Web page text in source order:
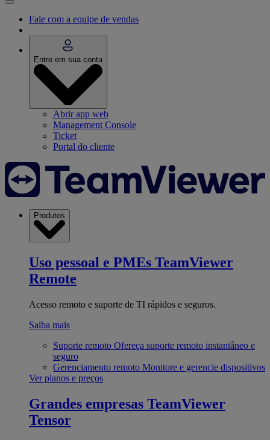
Fale com a equipe de vendas
Entre em sua conta
Abrir app web
Management Console
Ticket
Portal do cliente
Produtos
Uso pessoal e PMEs TeamViewer
Remote
Acesso remoto e suporte de TI rápidos e seguros.
Saiba mais
Suporte remoto Ofereça suporte remoto instantâneo e
seguro
Gerenciamento remoto Monitore e gerencie dispositivos
Ver planos e preços
Grandes empresas TeamViewer
Tensor